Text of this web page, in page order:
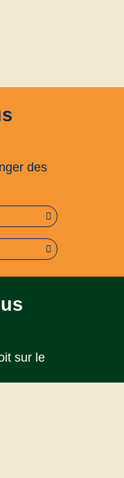
des
sur le